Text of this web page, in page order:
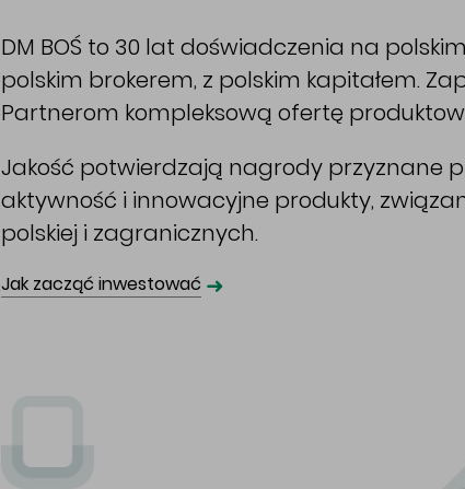
DM BOŚ to 30 lat doświadczenia na
polskim brokerem, z polskim kapitałem.
Partnerom kompleksową ofertę
Jakość potwierdzają nagrody przyznane
aktywność i innowacyjne produkty,
polskiej i zagranicznych.
Jak zacząć inwestować ➜